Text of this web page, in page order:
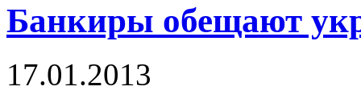
Банкиры обещают
17.01.2013